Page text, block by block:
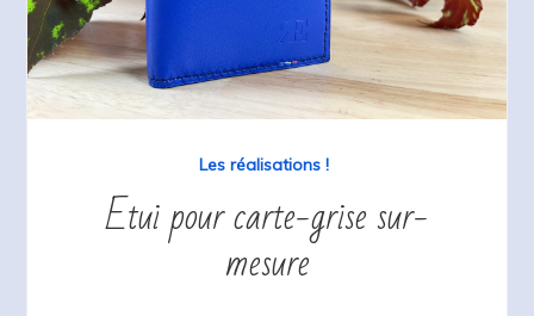
Les réalisations !
Etui pour carte-grise sur-
mesure